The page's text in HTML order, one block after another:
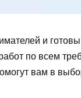
и
по всем
вам в